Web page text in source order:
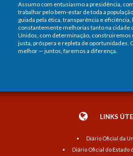
Assumo com entusiasmo a presidência,
trabalhar pelo bem-estar de toda a
guiada pela ética, transparência e eficiência,
constantemente melhorias tanto na cidade
Unidos, com determinação, construiremos
justa, próspera e repleta de oportunidades.
melhor — juntos, faremos a diferença.
LINKS
Diário Oficial da
Diário Oficial do Estado